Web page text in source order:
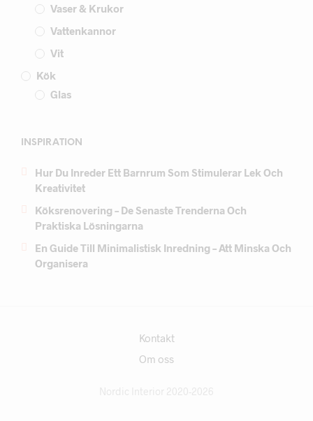
Vaser & Krukor
Vattenkannor
Vit
Kök
Glas
INSPIRATION
Hur Du Inreder Ett Barnrum Som Stimulerar Lek Och
Kreativitet
Köksrenovering – De Senaste Trenderna Och
Praktiska Lösningarna
En Guide Till Minimalistisk Inredning – Att Minska Och
Organisera
Kontakt
Om oss